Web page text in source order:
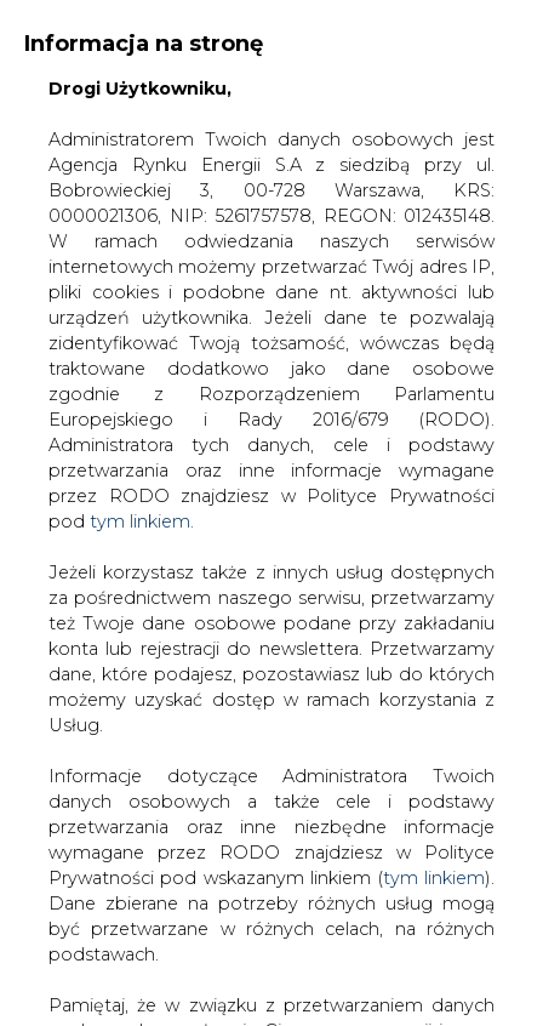
KONTAKT:
WYSOKI KONTRAST WIELKOŚĆ TEKSTU A A
ZALOGUJ SIĘ
WŁĄCZ CIRE.TV
Informacja na stronę
Drogi Użytkowniku,
Administratorem Twoich danych osobowych jest
Agencja Rynku Energii S.A z siedzibą przy ul.
Bobrowieckiej 3, 00-728 Warszawa, KRS:
0000021306, NIP: 5261757578, REGON: 012435148.
W ramach odwiedzania naszych serwisów
internetowych możemy przetwarzać Twój adres IP,
pliki cookies i podobne dane nt. aktywności lub
urządzeń użytkownika. Jeżeli dane te pozwalają
zidentyfikować Twoją tożsamość, wówczas będą
traktowane dodatkowo jako dane osobowe
zgodnie z Rozporządzeniem Parlamentu
Europejskiego i Rady 2016/679 (RODO).
Administratora tych danych, cele i podstawy
przetwarzania oraz inne informacje wymagane
przez RODO znajdziesz w Polityce Prywatności
pod tym linkiem.
Jeżeli korzystasz także z innych usług dostępnych
za pośrednictwem naszego serwisu, przetwarzamy
też Twoje dane osobowe podane przy zakładaniu
konta lub rejestracji do newslettera. Przetwarzamy
dane, które podajesz, pozostawiasz lub do których
możemy uzyskać dostęp w ramach korzystania z
Usług.
Informacje dotyczące Administratora Twoich
danych osobowych a także cele i podstawy
przetwarzania oraz inne niezbędne informacje
wymagane przez RODO znajdziesz w Polityce
Prywatności pod wskazanym linkiem (tym linkiem).
Dane zbierane na potrzeby różnych usług mogą
być przetwarzane w różnych celach, na różnych
podstawach.
Pamiętaj, że w związku z przetwarzaniem danych
Strona główna / SERWIS INFORMACYJNY CIRE
Komunikaty OSP
2007-06-29 00:00
skomentuj
udostępnij
Komunikaty OSP